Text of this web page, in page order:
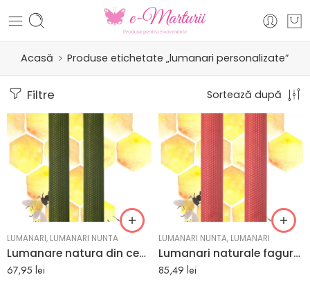
Acasă Produse etichetate „lumanari personalizate”
Filtre Sortează după
LUMANARI, LUMANARI NUNTA
Lumanare natura din ceara de albine h40 mm d5.5 mm
67,95 lei
LUMANARI NUNTA, LUMANARI
Lumanari naturale fagure din ceara de albine colorata portocaliu
85,49 lei